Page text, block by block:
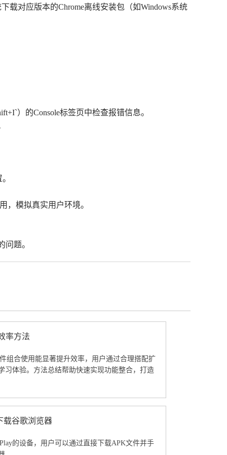
下载对应版本的Chrome离线安装包（如Windows系统
）的Console标签页中检查报错信息。
，模拟真实用户环境。
题。
率方法
组合使用能显著提升效率，用户通过合理搭配扩
习体验。方法总结帮助快速实现功能整合，打造
载谷歌浏览器
的设备，用户可以通过直接下载APK文件并手